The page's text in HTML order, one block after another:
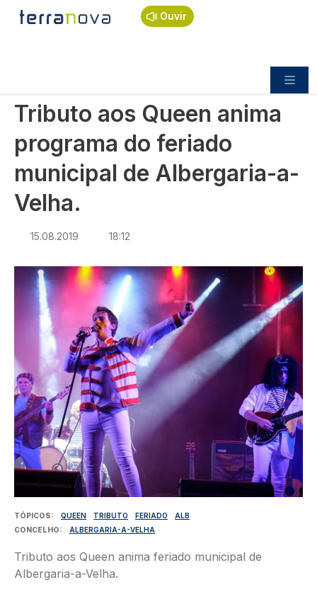
Passar para o conteúdo principal
Ouvir
Navegação estrutural
Início
Cultura
Tributo aos Queen anima programa do feriado
Tributo aos Queen anima
programa do feriado
municipal de Albergaria-a-
Velha.
15.08.2019 18:12
Imagem
TÓPICOS QUEEN TRIBUTO FERIADO
ALB
CONCELHO
ALBERGARIA-A-VELHA
Tributo aos Queen anima feriado municipal de
Albergaria-a-Velha.